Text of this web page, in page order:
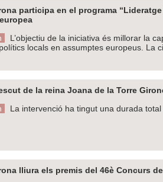
participa en el programa
L’objectiu de la iniciativa és millorar la
locals en assumptes europeus. La
de la reina Joana de la Torre
La intervenció ha tingut una durada
lliura els premis del 46è Concurs